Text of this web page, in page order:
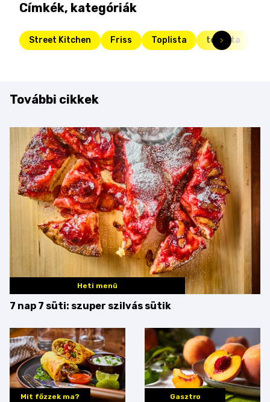
Címkék, kategóriák
Street Kitchen Friss Toplista toplista
További cikkek
Heti menü
7 nap 7 süti: szuper szilvás sütik
Mit főzzek ma? Gasztro